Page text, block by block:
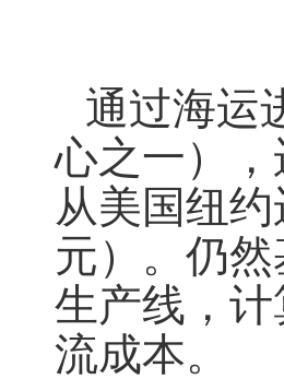
通过海运
心之一）
从美国纽
元）。仍
生产线，
流成本。